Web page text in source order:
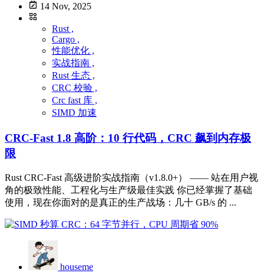
14 Nov, 2025
Rust ,
Cargo ,
性能优化 ,
实战指南 ,
Rust 生态 ,
CRC 校验 ,
Crc fast 库 ,
SIMD 加速
CRC-Fast 1.8 高阶：10 行代码，CRC 飙到内存极
限
Rust CRC-Fast 高级进阶实战指南（v1.8.0+） —— 站在用户视
角的极致性能、工程化与生产级最佳实践 你已经掌握了基础
使用，现在你面对的是真正的生产战场：几十 GB/s 的 ...
houseme